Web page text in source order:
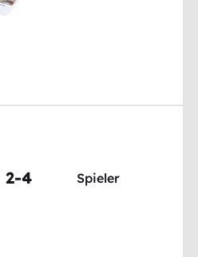
2-4 Spieler